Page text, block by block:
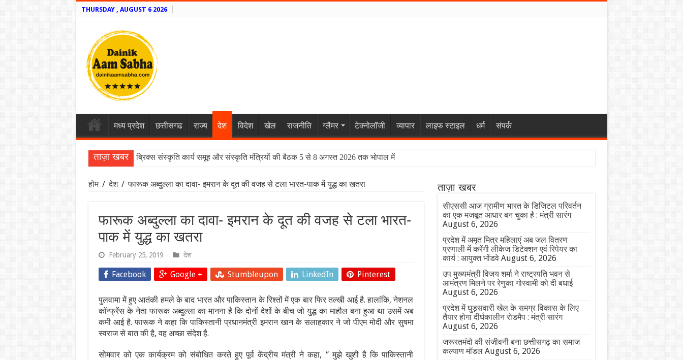
THURSDAY , AUGUST 6 2026
मध्य प्रदेश छत्तीसगढ राज्य देश विदेश खेल राजनीति ग्लैमर टेक्नोलॉजी व्यापार लाइफ स्टाइल धर्म संपर्क
ताज़ा खबर ब्रिक्स संस्कृति कार्य समूह और संस्कृति मंत्रियों की बैठक 5 से 8 अगस्त 2026 तक भोपाल में
होम / देश / फारूक अब्दुल्ला का दावा- इमरान के दूत की वजह से टला भारत-पाक में युद्ध का खतरा
फारूक अब्दुल्ला का दावा- इमरान के दूत की वजह से टला भारत-
पाक में युद्ध का खतरा
February 25, 2019 देश
Facebook Google + Stumbleupon LinkedIn Pinterest
पुलवामा में हुए आतंकी हमले के बाद भारत और पाकिस्तान के रिश्तों में एक बार फिर तल्खी आई है. हालांकि, नेशनल
कॉन्फ्रेंस के नेता फारूक अब्दुल्ला का मानना है कि दोनों देशों के बीच जो युद्ध का माहौल बना हुआ था उसमें अब
कमी आई है. फारूक ने कहा कि पाकिस्तानी प्रधानमंत्री इमरान खान के सलाहकार ने जो पीएम मोदी और सुषमा
स्वराज से बात की है, वह अच्छा संदेश है.
सोमवार को एक कार्यक्रम को संबोधित करते हुए पूर्व केंद्रीय मंत्री ने कहा, “ मुझे खुशी है कि पाकिस्तानी
ताज़ा खबर
सीएससी आज ग्रामीण भारत के डिजिटल परिवर्तन
का एक मजबूत आधार बन चुका है : मंत्री सारंग
August 6, 2026
प्रदेश में अमृत मित्र महिलाएं अब जल वितरण
प्रणाली में करेंगी लीकेज डिटेक्शन एवं रिपेयर का
कार्य : आयुक्त भोंडवे August 6, 2026
उप मुख्यमंत्री विजय शर्मा ने राष्ट्रपति भवन से
आमंत्रण मिलने पर रेणुका गोस्वामी को दी बधाई
August 6, 2026
प्रदेश में घुड़सवारी खेल के समग्र विकास के लिए
तैयार होगा दीर्घकालीन रोडमैप : मंत्री सारंग
August 6, 2026
जरूरतमंदो की संजीवनी बना छत्तीसगढ़ का समाज
कल्याण मॉडल August 6, 2026